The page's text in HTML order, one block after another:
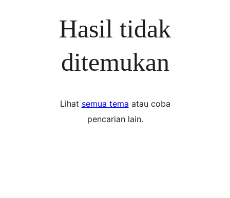
Hasil tidak
ditemukan
Lihat semua tema atau coba
pencarian lain.